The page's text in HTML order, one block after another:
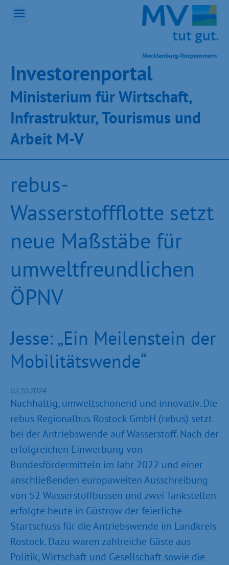
Inves­toren­por­tal
Ministeri­um für Wirt­schaft,
Infra­struk­tur, Tou­ris­mus und
Ar­beit M-V
rebus-
Wasserstoffflotte setzt
neue Maßstäbe für
umweltfreundlichen
ÖPNV
Jesse: „Ein Meilenstein der
Mobilitätswende“
02.10.2024
Nachhaltig, umweltschonend und innovativ. Die
rebus Regionalbus Rostock GmbH (rebus) setzt
bei der Antriebswende auf Wasserstoff. Nach der
erfolgreichen Einwerbung von
Bundesfördermitteln im Jahr 2022 und einer
anschließenden europaweiten Ausschreibung
von 52 Wasserstoffbussen und zwei Tankstellen
erfolgte heute in Güstrow der feierliche
Startschuss für die Antriebswende im Landkreis
Rostock. Dazu waren zahlreiche Gäste aus
Politik, Wirtschaft und Gesellschaft sowie die